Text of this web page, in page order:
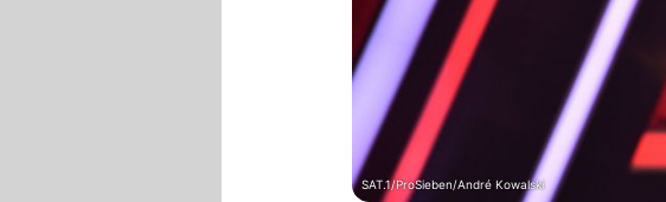
SAT.1/ProSieben/André Kowalski